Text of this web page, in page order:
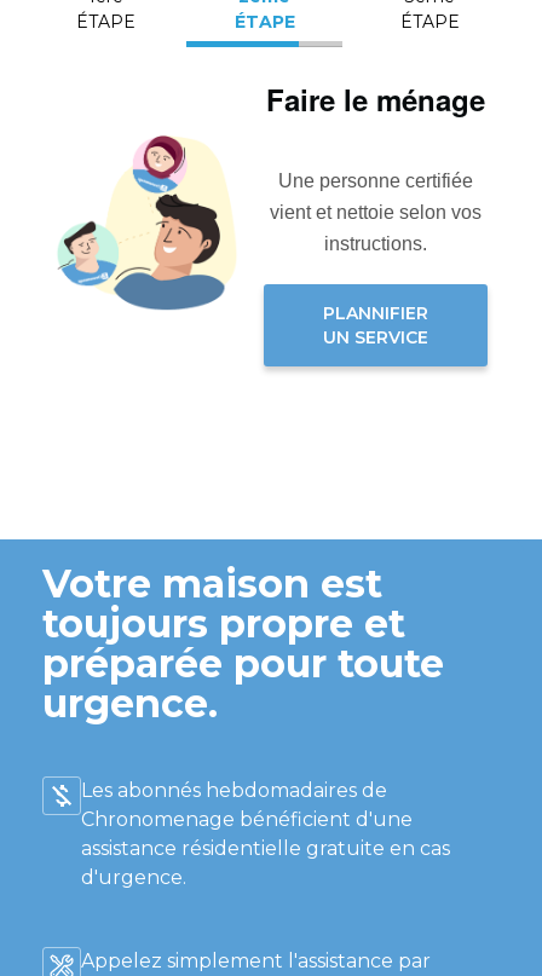
ÉTAPE
ÉTAPE
ÉTAPE
Faire le ménage
Une personne certifiée
vient et nettoie selon vos
instructions.
PLANNIFIER
UN SERVICE
Votre maison est
toujours propre et
préparée pour toute
urgence.
Les abonnés hebdomadaires de
Chronomenage bénéficient d'une
assistance résidentielle gratuite en cas
d'urgence.
Appelez simplement l'assistance par